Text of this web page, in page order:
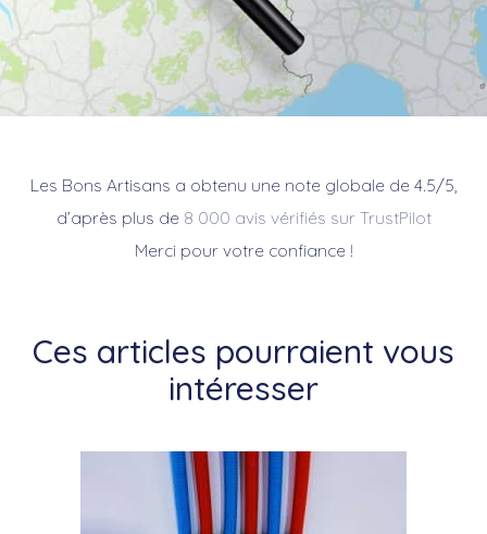
Les Bons Artisans a obtenu une note globale de 4.5/5,
d’après plus de 8 000 avis vérifiés sur TrustPilot
Merci pour votre confiance !
Ces articles pourraient vous
intéresser